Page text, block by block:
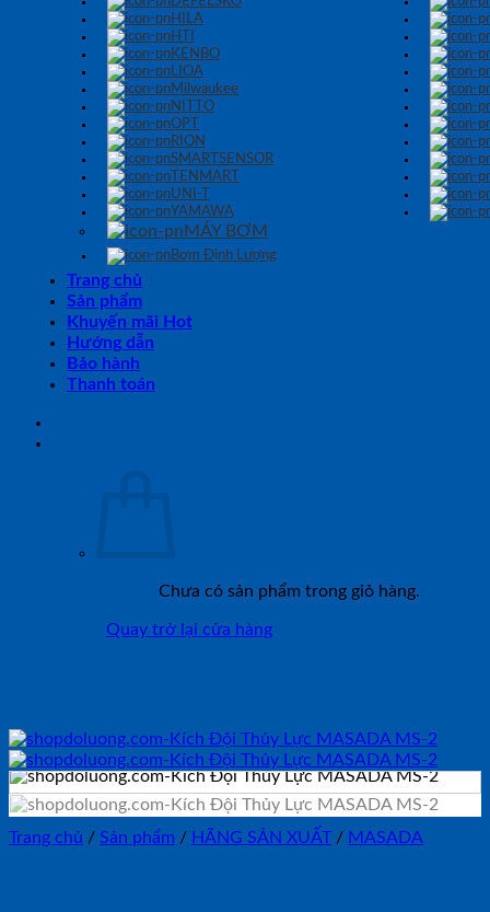
HILA
HTI
KENBO
LIOA
Milwaukee
NITTO
OPT
RION
SMARTSENSOR
TENMART
UNI-T
YAMAWA
MÁY BƠM
Bơm Định Lượng
Trang chủ
Sản phẩm
Khuyến mãi Hot
Hướng dẫn
Bảo hành
Thanh toán
Chưa có sản phẩm trong giỏ hàng.
Quay trở lại cửa hàng
Trang chủ / Sản phẩm / HÃNG SẢN XUẤT / MASADA